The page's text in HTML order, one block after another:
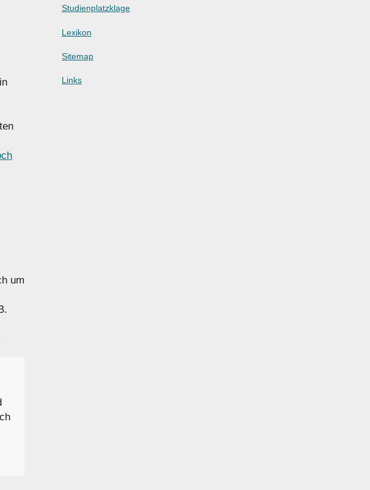
um
Studienplatzklage
Lexikon
Sitemap
Links